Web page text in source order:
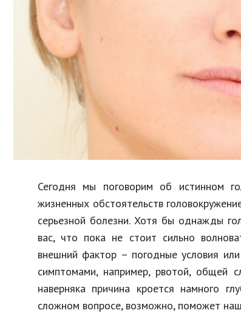
Образование
В мире
Культура
Авто, мото
Сегодня мы поговорим об истинном
жизненных обстоятельств
серьезной болезни. Хотя бы однажды
вас, что пока не стоит сильно
внешний фактор – погодные условия
симптомами, например, рвотой, общей
наверняка причина кроется намного
сложном вопросе, возможно, поможет